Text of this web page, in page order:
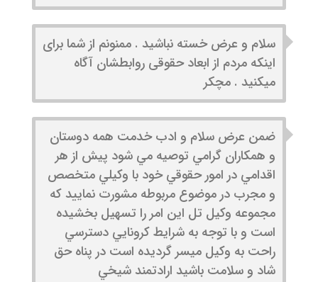
سلام و عرض خسته نباشید . ممنونم از شما برای
اینکه مردم از ابعاد حقوقی روابطشان آگاه
میکنید . مچکر
ضمن عرض سلام و ادب خدمت همه دوستان
و همكاران گرامي توصيه مي شود پيش از هر
اقدامي در امور حقوقي خود با وكيلي متخصص
و مجرب در موضوع مربوطه مشورت نماييد كه
مجموعه وكيل تل اين امر را تسهيل بخشيده
است و با توجه به شرايط كرونايي دسترسي
راحت به وكيل ميسر گرديده است در پناه حق
شاد و سلامت باشيد ارادتمند شيخي